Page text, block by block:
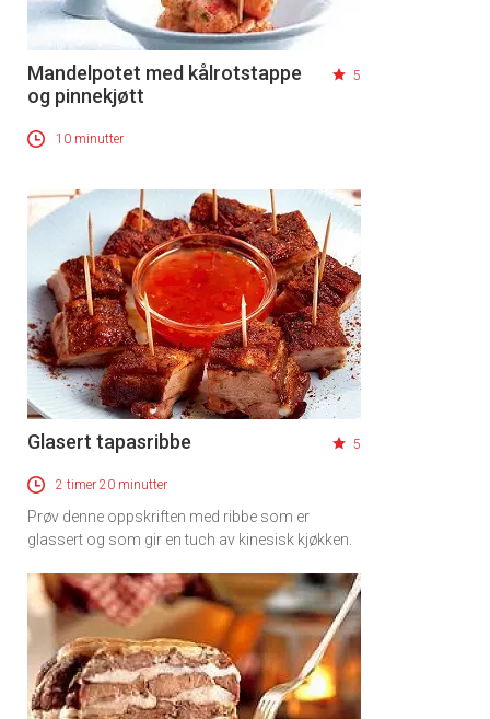
Mandelpotet med kålrotstappe
og pinnekjøtt
5
10 minutter
Glasert tapasribbe 5
2 timer 20 minutter
Prøv denne oppskriften med ribbe som er
glassert og som gir en tuch av kinesisk kjøkken.